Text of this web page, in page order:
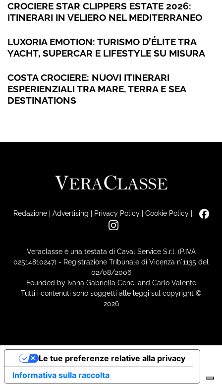
CROCIERE STAR CLIPPERS ESTATE 2026:
ITINERARI IN VELIERO NEL MEDITERRANEO
LUXORIA EMOTION: TURISMO D’ÉLITE TRA
YACHT, SUPERCAR E LIFESTYLE SU MISURA
COSTA CROCIERE: NUOVI ITINERARI
ESPERIENZIALI TRA MARE, TERRA E SEA
DESTINATIONS
Redazione| Advertising | Privacy Policy| Cookie Policy|
Veraclasse è una testata di Caval Service S.r.l. (P.IVA
02514810247) - Registrazione Tribunale di Vicenza n°1135 del
02/08/2006
Founded by Ivana Gabriella Cenci and Carlo Valente
Tutti i contenuti sono soggetti alle leggi sul copyright ©
2026
Informativa sulla raccolta
Le tue preferenze relative alla privacy